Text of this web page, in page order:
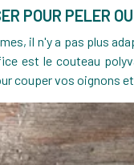
NETTOYER SA
EN INOX BRÛLÉE
75520vues
1
POUR PELER
il n'y a pas plus
est le couteau
couper vos oignons